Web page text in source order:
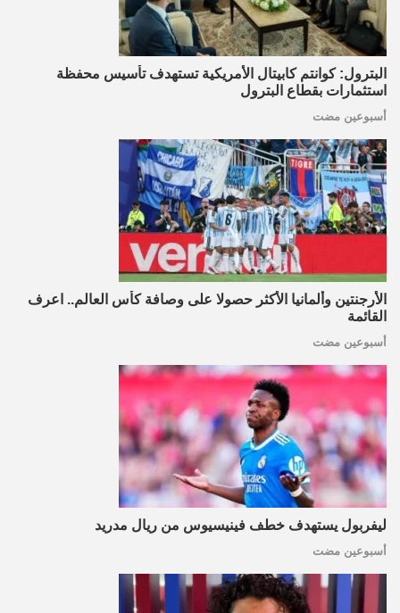
البترول: كوانتم كابيتال الأمريكية تستهدف تأسيس محفظة
استثمارات بقطاع البترول
أسبوعين مضت
الأرجنتين وألمانيا الأكثر حصولا على وصافة كأس العالم.. اعرف
القائمة
أسبوعين مضت
ليفربول يستهدف خطف فينيسيوس من ريال مدريد
أسبوعين مضت